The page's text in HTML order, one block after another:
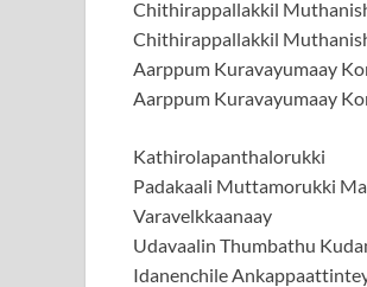
Chithirappallakkil
Chithirappallakkil
Aarppum Kuravayumaay
Aarppum Kuravayumaay
Kathirolapanthalorukki
Padakaali Muttamorukki
Varavelkkaanaay
Udavaalin Thumbathu
Idanenchile